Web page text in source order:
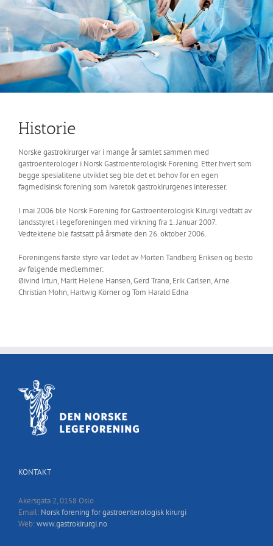
Historie
Norske gastrokirurger var i mange år samlet sammen med
gastroenterologer i Norsk Gastroenterologisk Forening. Etter hvert som
begge spesialitene utviklet seg ble det et behov for en egen
fagmedisinsk forening som ivaretok gastrokirurgenes interesser.
I mai 2006 ble Norsk Forening for Gastroenterologisk Kirurgi vedtatt av
landsstyret i legeforeningen med virkning fra 1. Januar 2007.
Vedtektene ble fastsatt på årsmøte den 26. oktober 2006.
Foreningens første styre var ledet av Morten Tandberg Eriksen og besto
av følgende medlemmer:
Øivind Irtun, Marit Helene Hansen, Gerd Tranø, Erik Carlsen, Arne
Christian Mohn, Hartwig Körner og Tom Harald Edna
KONTAKT
Akersgata 2, 0158 Oslo
Email: Norsk forening for gastroenterologisk kirurgi
Web:www.gastrokirurgi.no